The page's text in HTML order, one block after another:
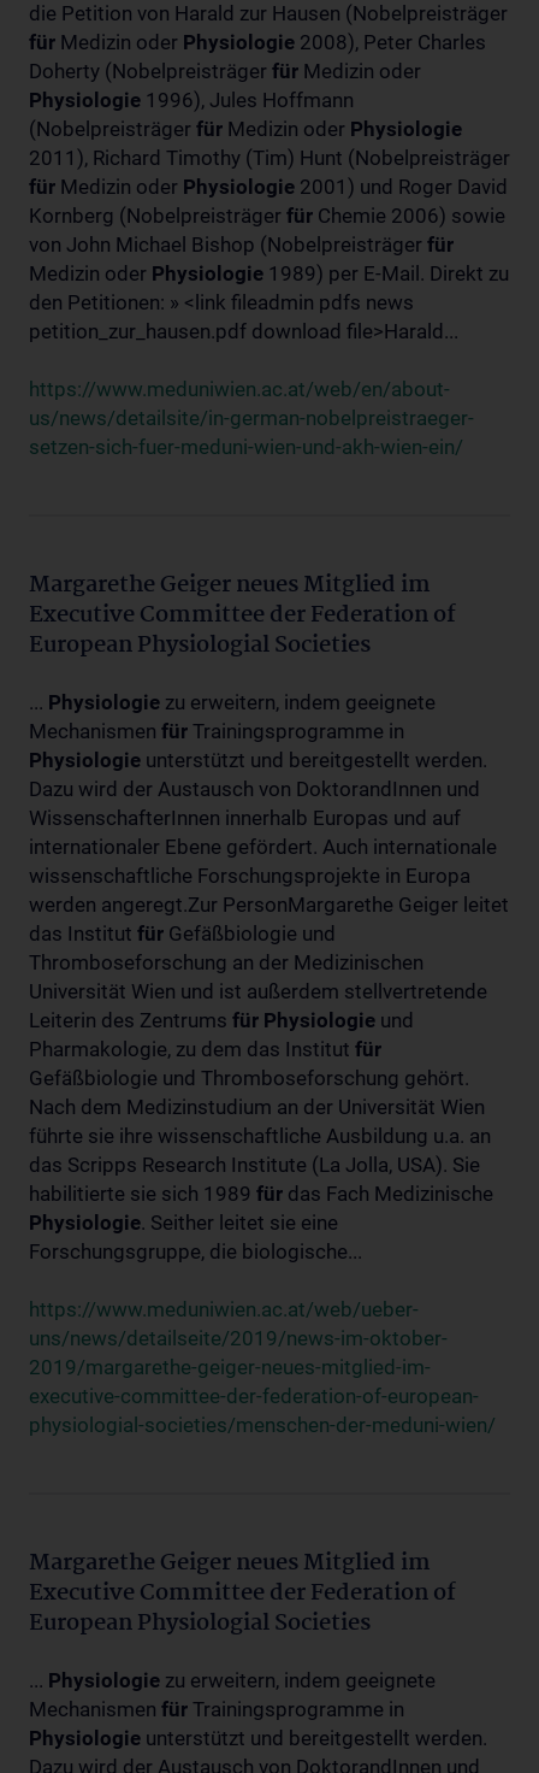
die Petition von Harald zur Hausen (Nobelpreisträger
für Medizin oder Physiologie 2008), Peter Charles
Doherty (Nobelpreisträger für Medizin oder
Physiologie 1996), Jules Hoffmann
(Nobelpreisträger für Medizin oder Physiologie
2011), Richard Timothy (Tim) Hunt (Nobelpreisträger
für Medizin oder Physiologie 2001) und Roger David
Kornberg (Nobelpreisträger für Chemie 2006) sowie
von John Michael Bishop (Nobelpreisträger für
Medizin oder Physiologie 1989) per E-Mail. Direkt zu
den Petitionen: » <link fileadmin pdfs news
petition_zur_hausen.pdf download file>Harald...
https://www.meduniwien.ac.at/web/en/about-
us/news/detailsite/in-german-nobelpreistraeger-
setzen-sich-fuer-meduni-wien-und-akh-wien-ein/
Margarethe Geiger neues Mitglied im
Executive Committee der Federation of
European Physiologial Societies
... Physiologie zu erweitern, indem geeignete
Mechanismen für Trainingsprogramme in
Physiologie unterstützt und bereitgestellt werden.
Dazu wird der Austausch von DoktorandInnen und
WissenschafterInnen innerhalb Europas und auf
internationaler Ebene gefördert. Auch internationale
wissenschaftliche Forschungsprojekte in Europa
werden angeregt.Zur PersonMargarethe Geiger leitet
das Institut für Gefäßbiologie und
Thromboseforschung an der Medizinischen
Universität Wien und ist außerdem stellvertretende
Leiterin des Zentrums für Physiologie und
Pharmakologie, zu dem das Institut für
Gefäßbiologie und Thromboseforschung gehört.
Nach dem Medizinstudium an der Universität Wien
führte sie ihre wissenschaftliche Ausbildung u.a. an
das Scripps Research Institute (La Jolla, USA). Sie
habilitierte sie sich 1989 für das Fach Medizinische
Physiologie. Seither leitet sie eine
Forschungsgruppe, die biologische...
https://www.meduniwien.ac.at/web/ueber-
uns/news/detailseite/2019/news-im-oktober-
2019/margarethe-geiger-neues-mitglied-im-
executive-committee-der-federation-of-european-
physiologial-societies/menschen-der-meduni-wien/
Margarethe Geiger neues Mitglied im
Executive Committee der Federation of
European Physiologial Societies
... Physiologie zu erweitern, indem geeignete
Mechanismen für Trainingsprogramme in
Physiologie unterstützt und bereitgestellt werden.
Dazu wird der Austausch von DoktorandInnen und